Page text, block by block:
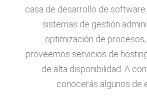
casa de desarrollo de
sistemas de gestión
optimización de
proveemos servicios de
de alta disponibilidad. A
conocerás algunos de